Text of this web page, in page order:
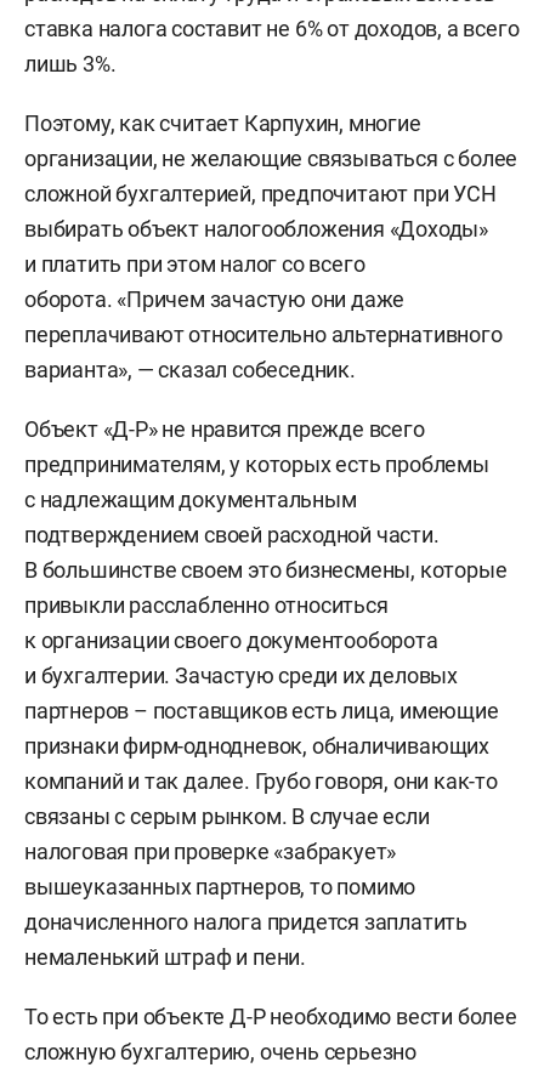
ставка налога составит не 6% от доходов, а всего
лишь 3%.
Поэтому, как считает Карпухин, многие
организации, не желающие связываться с более
сложной бухгалтерией, предпочитают при УСН
выбирать объект налогообложения «Доходы»
и платить при этом налог со всего
оборота. «Причем зачастую они даже
переплачивают относительно альтернативного
варианта», — сказал собеседник.
Объект «Д-Р» не нравится прежде всего
предпринимателям, у которых есть проблемы
с надлежащим документальным
подтверждением своей расходной части.
В большинстве своем это бизнесмены, которые
привыкли расслабленно относиться
к организации своего документооборота
и бухгалтерии. Зачастую среди их деловых
партнеров – поставщиков есть лица, имеющие
признаки фирм-однодневок, обналичивающих
компаний и так далее. Грубо говоря, они как-то
связаны с серым рынком. В случае если
налоговая при проверке «забракует»
вышеуказанных партнеров, то помимо
доначисленного налога придется заплатить
немаленький штраф и пени.
То есть при объекте Д-Р необходимо вести более
сложную бухгалтерию, очень серьезно